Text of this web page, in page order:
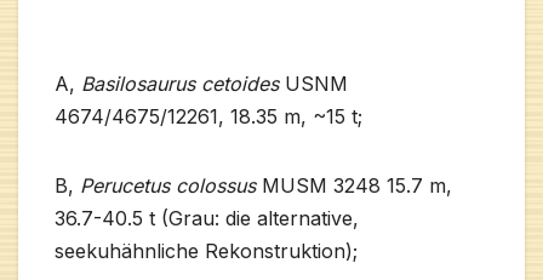
A, Basilosaurus cetoidesUSNM
4674/4675/12261, 18.35 m, ~15 t;
B, Perucetus colossus MUSM 3248 15.7 m,
36.7-40.5 t (Grau: die alternative,
seekuhähnliche Rekonstruktion);